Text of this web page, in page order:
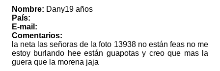
Nombre: Dany19 años
País:
E-mail:
Comentarios:
la neta las señoras de la foto 13938 no están feas no me
estoy burlando hee están guapotas y creo que mas la
guera que la morena jaja